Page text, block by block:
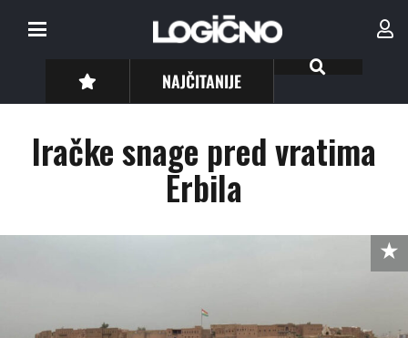
NAJČITANIJE
Iračke snage pred vratima
Erbila